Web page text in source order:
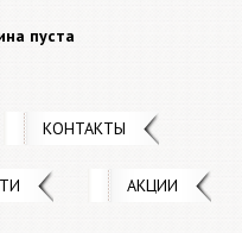
пуста
КОНТАКТЫ
АКЦИИ